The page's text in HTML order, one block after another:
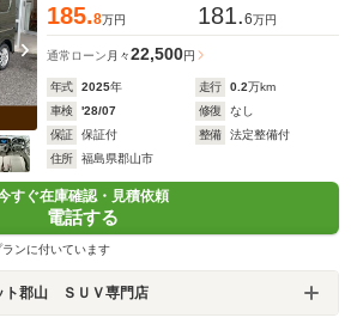
185.8万円 181.6万円
通常ローン 月々22,500円
年式 2025年 走行 0.2万km
車検
'28/07 修復
なし
保証
保証付 整備
法定整備付
住所
福島県郡山市
すぐ在庫確認・見積依頼
電話する
ンに付いています
ト郡山 ＳＵＶ専門店